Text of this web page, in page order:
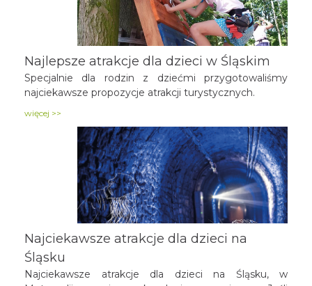
Najlepsze atrakcje dla dzieci w Śląskim
Specjalnie dla rodzin z dziećmi przygotowaliśmy
najciekawsze propozycje atrakcji turystycznych.
więcej >>
Najciekawsze atrakcje dla dzieci na
Śląsku
Najciekawsze atrakcje dla dzieci na Śląsku, w